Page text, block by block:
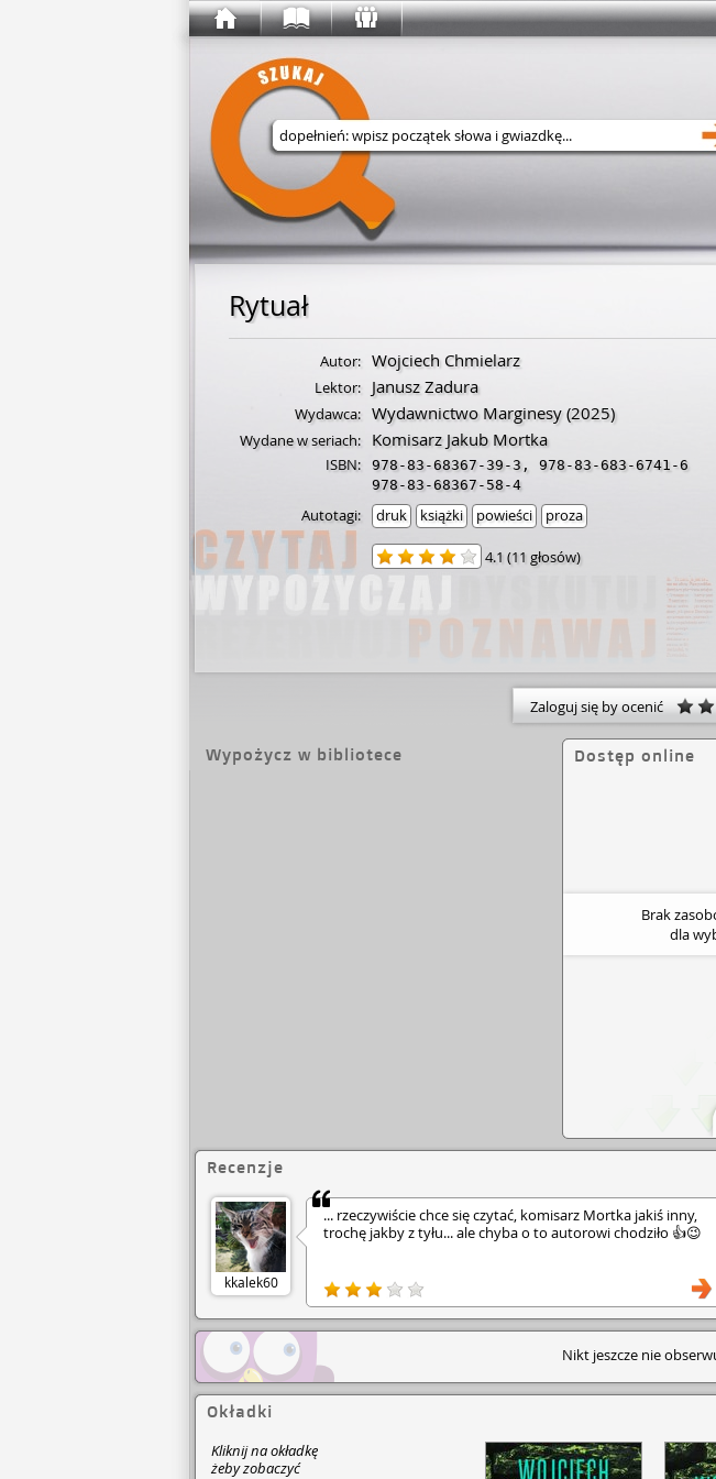
Wyszukaj w serwisie
Rytuał
Autor: Wojciech Chmielarz
Lektor: Janusz Zadura
Wydawca: Wydawnictwo Marginesy (2025)
Wydane w seriach: Komisarz Jakub Mortka
ISBN: 978-83-68367-39-3 , 978-83-683-6741-6
978-83-68367-58-4
Autotagi: druk książki powieści proza
4.1 (11 głosów)
Zaloguj się by ocenić
Wypożycz w bibliotece Dostęp online
Brak
dla
Recenzje
kkalek60
... rzeczywiście chce się czytać, komisarz Mortka jakiś inny,
trochę jakby z tyłu... ale chyba o to autorowi chodziło 👍😉
Nikt jeszcze nie
Okładki
Kliknij na okładkę
żeby zobaczyć